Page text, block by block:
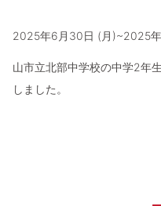
2025年6月30日 (月)~2025
山市立北部中学校の中学2年
しました。